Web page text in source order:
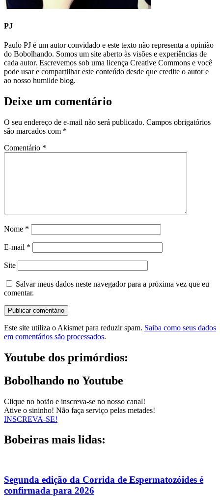
PJ
Paulo PJ é um autor convidado e este texto não representa a opinião
do Bobolhando. Somos um site aberto às visões e experiências de
cada autor. Escrevemos sob uma licença Creative Commons e você
pode usar e compartilhar este conteúdo desde que credite o autor e
ao nosso humilde blog.
Deixe um comentário
O seu endereço de e-mail não será publicado. Campos obrigatórios
são marcados com *
Comentário *
Nome *
E-mail *
Site
Salvar meus dados neste navegador para a próxima vez que eu
comentar.
Este site utiliza o Akismet para reduzir spam. Saiba como seus dados
em comentários são processados.
Youtube dos primórdios:
Bobolhando no Youtube
Clique no botão e inscreva-se no nosso canal!
Ative o sininho! Não faça serviço pelas metades!
INSCREVA-SE!
Bobeiras mais lidas:
Segunda edição da Corrida de Espermatozóides é
confirmada para 2026